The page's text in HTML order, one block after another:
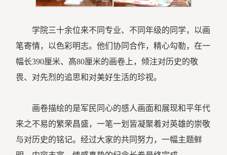
学院三十余位来不同专业、不同年级的同学，以画
笔寄情，以色彩明志。他们协同合作，精心勾勒，在一
幅长390厘米、高80厘米的画卷上，倾注对历史的敬
畏、对先烈的追思和对美好生活的珍视。
画卷描绘的是军民同心的感人画面和展现和平年代
来之不易的繁荣昌盛，一笔一划皆凝聚着对英雄的崇敬
与对历史的铭记。经过大家的共同努力，一幅主题鲜